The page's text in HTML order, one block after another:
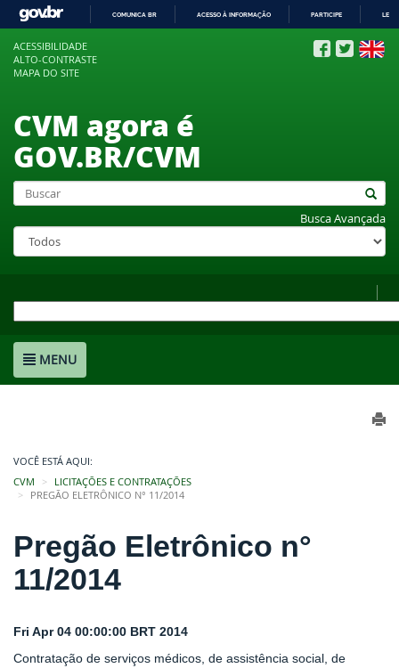
COMUNICA BR ACESSO À INFORMAÇÃO PARTICIPE
ACESSIBILIDADE
ALTO-CONTRASTE
MAPA DO SITE
CVM agora é
GOV.BR/CVM
Busca Avançada
MENU
VOCÊ ESTÁ AQUI:
CVM
LICITAÇÕES E CONTRATAÇÕES
PREGÃO ELETRÔNICO N° 11/2014
Pregão Eletrônico n°
11/2014
Fri Apr 04 00:00:00 BRT 2014
Contratação de serviços médicos, de assistência social, de